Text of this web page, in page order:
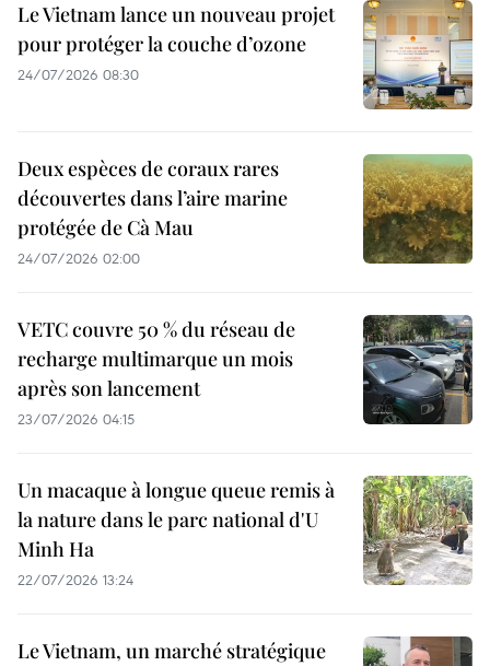
Le Vietnam lance un nouveau projet
pour protéger la couche d’ozone
24/07/2026 08:30
Deux espèces de coraux rares
découvertes dans l’aire marine
protégée de Cà Mau
24/07/2026 02:00
VETC couvre 50 % du réseau de
recharge multimarque un mois
après son lancement
23/07/2026 04:15
Un macaque à longue queue remis à
la nature dans le parc national d'U
Minh Ha
22/07/2026 13:24
Le Vietnam, un marché stratégique